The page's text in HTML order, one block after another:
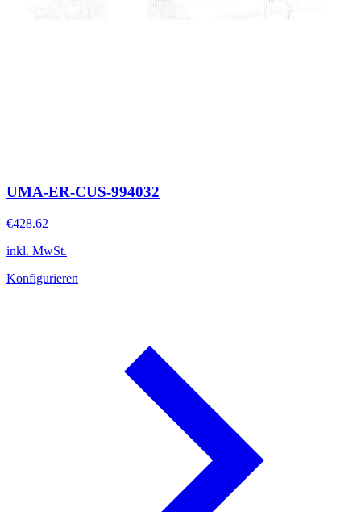
UMA-ER-CUS-994032
€428.62
inkl. MwSt.
Konfigurieren